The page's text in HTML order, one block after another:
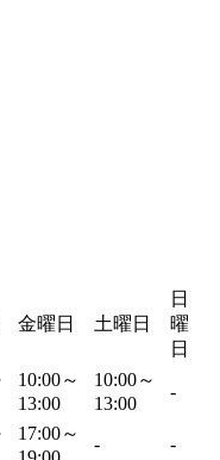
金曜日 土曜日
日
曜
日
10:00～
13:00
10:00～
13:00
-
17:00～
- -